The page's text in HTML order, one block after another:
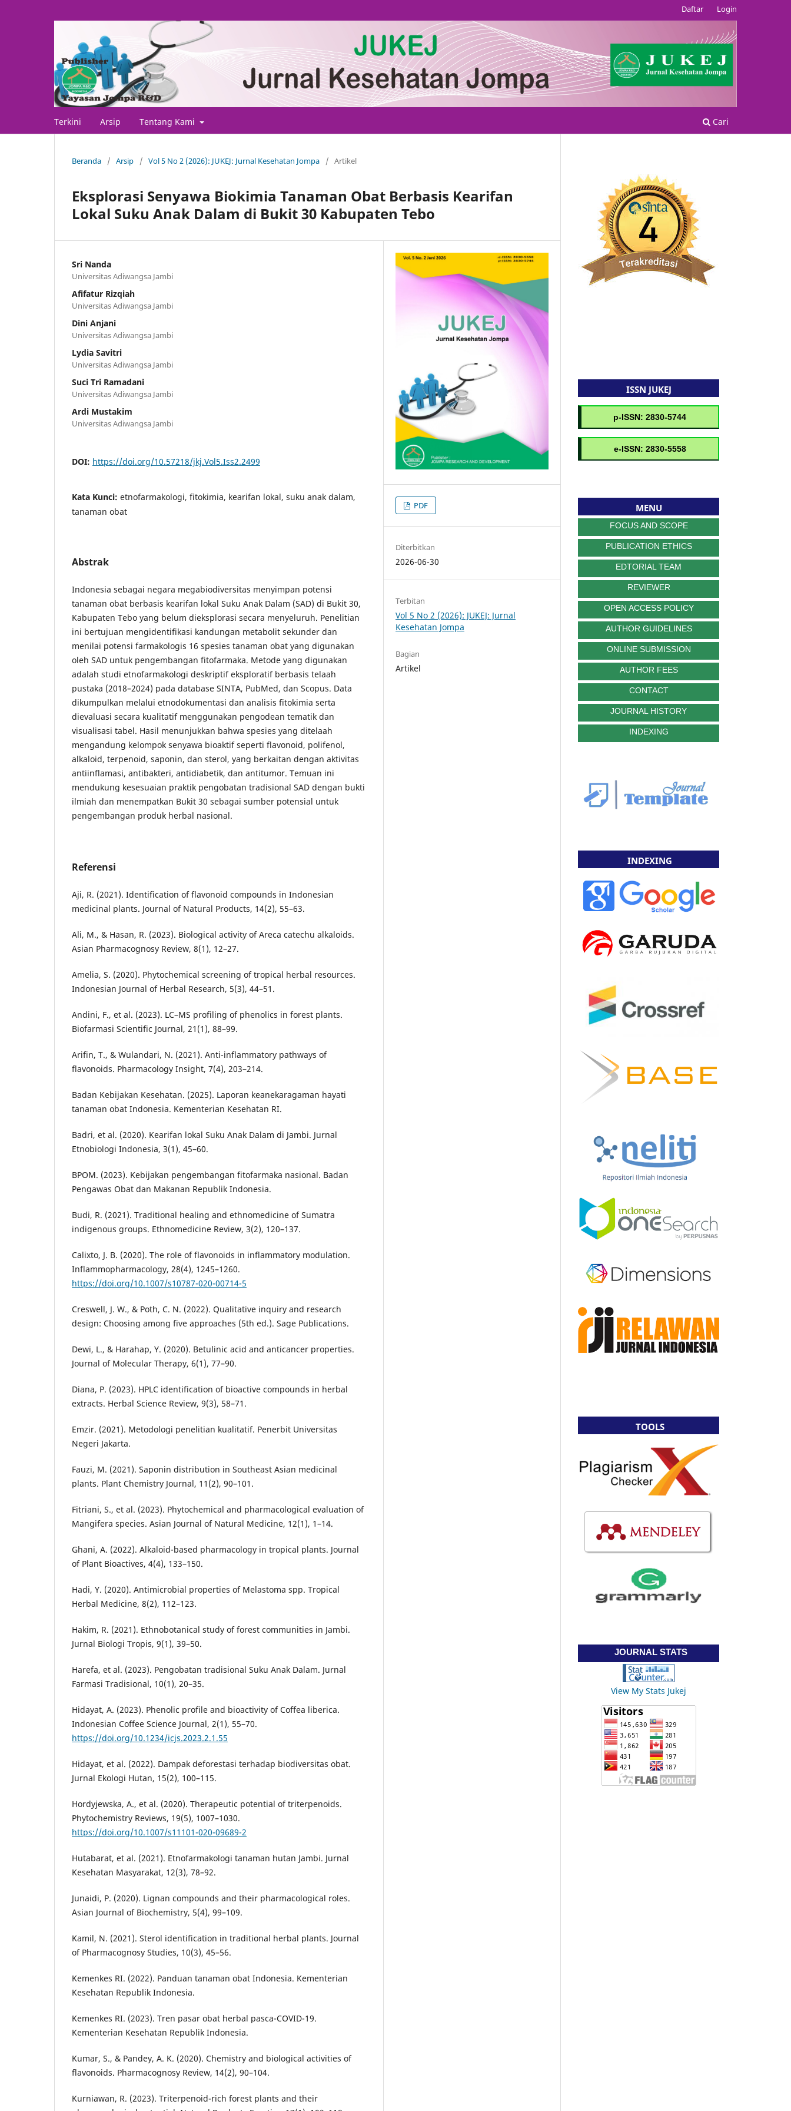
Terkini Arsip Tentang Kami Cari
Daftar Login
Beranda / Arsip / Vol 5 No 2 (2026): JUKEJ: Jurnal Kesehatan Jompa / Artikel
Eksplorasi Senyawa Biokimia Tanaman Obat Berbasis Kearifan
Lokal Suku Anak Dalam di Bukit 30 Kabupaten Tebo
Sri Nanda
Universitas Adiwangsa Jambi
Afifatur Rizqiah
Universitas Adiwangsa Jambi
Dini Anjani
Universitas Adiwangsa Jambi
Lydia Savitri
Universitas Adiwangsa Jambi
Suci Tri Ramadani
Universitas Adiwangsa Jambi
Ardi Mustakim
Universitas Adiwangsa Jambi
DOI: https://doi.org/10.57218/jkj.Vol5.Iss2.2499
Kata Kunci: etnofarmakologi, fitokimia, kearifan lokal, suku anak dalam,
tanaman obat
Abstrak
Indonesia sebagai negara megabiodiversitas menyimpan potensi
tanaman obat berbasis kearifan lokal Suku Anak Dalam (SAD) di Bukit 30,
Kabupaten Tebo yang belum dieksplorasi secara menyeluruh. Penelitian
ini bertujuan mengidentifikasi kandungan metabolit sekunder dan
menilai potensi farmakologis 16 spesies tanaman obat yang digunakan
oleh SAD untuk pengembangan fitofarmaka. Metode yang digunakan
adalah studi etnofarmakologi deskriptif eksploratif berbasis telaah
pustaka (2018–2024) pada database SINTA, PubMed, dan Scopus. Data
dikumpulkan melalui etnodokumentasi dan analisis fitokimia serta
dievaluasi secara kualitatif menggunakan pengodean tematik dan
visualisasi tabel. Hasil menunjukkan bahwa spesies yang ditelaah
mengandung kelompok senyawa bioaktif seperti flavonoid, polifenol,
alkaloid, terpenoid, saponin, dan sterol, yang berkaitan dengan aktivitas
antiinflamasi, antibakteri, antidiabetik, dan antitumor. Temuan ini
mendukung kesesuaian praktik pengobatan tradisional SAD dengan bukti
ilmiah dan menempatkan Bukit 30 sebagai sumber potensial untuk
pengembangan produk herbal nasional.
Referensi
Aji, R. (2021). Identification of flavonoid compounds in Indonesian
medicinal plants. Journal of Natural Products, 14(2), 55–63.
Ali, M., & Hasan, R. (2023). Biological activity of Areca catechu alkaloids.
Asian Pharmacognosy Review, 8(1), 12–27.
Amelia, S. (2020). Phytochemical screening of tropical herbal resources.
Indonesian Journal of Herbal Research, 5(3), 44–51.
Andini, F., et al. (2023). LC–MS profiling of phenolics in forest plants.
Biofarmasi Scientific Journal, 21(1), 88–99.
Arifin, T., & Wulandari, N. (2021). Anti-inflammatory pathways of
flavonoids. Pharmacology Insight, 7(4), 203–214.
Badan Kebijakan Kesehatan. (2025). Laporan keanekaragaman hayati
tanaman obat Indonesia. Kementerian Kesehatan RI.
Badri, et al. (2020). Kearifan lokal Suku Anak Dalam di Jambi. Jurnal
Etnobiologi Indonesia, 3(1), 45–60.
BPOM. (2023). Kebijakan pengembangan fitofarmaka nasional. Badan
Pengawas Obat dan Makanan Republik Indonesia.
Budi, R. (2021). Traditional healing and ethnomedicine of Sumatra
indigenous groups. Ethnomedicine Review, 3(2), 120–137.
Calixto, J. B. (2020). The role of flavonoids in inflammatory modulation.
Inflammopharmacology, 28(4), 1245–1260.
https://doi.org/10.1007/s10787-020-00714-5
Creswell, J. W., & Poth, C. N. (2022). Qualitative inquiry and research
design: Choosing among five approaches (5th ed.). Sage Publications.
Dewi, L., & Harahap, Y. (2020). Betulinic acid and anticancer properties.
Journal of Molecular Therapy, 6(1), 77–90.
Diana, P. (2023). HPLC identification of bioactive compounds in herbal
extracts. Herbal Science Review, 9(3), 58–71.
Emzir. (2021). Metodologi penelitian kualitatif. Penerbit Universitas
Negeri Jakarta.
Fauzi, M. (2021). Saponin distribution in Southeast Asian medicinal
plants. Plant Chemistry Journal, 11(2), 90–101.
Fitriani, S., et al. (2023). Phytochemical and pharmacological evaluation of
Mangifera species. Asian Journal of Natural Medicine, 12(1), 1–14.
Ghani, A. (2022). Alkaloid-based pharmacology in tropical plants. Journal
of Plant Bioactives, 4(4), 133–150.
Hadi, Y. (2020). Antimicrobial properties of Melastoma spp. Tropical
Herbal Medicine, 8(2), 112–123.
Hakim, R. (2021). Ethnobotanical study of forest communities in Jambi.
Jurnal Biologi Tropis, 9(1), 39–50.
Harefa, et al. (2023). Pengobatan tradisional Suku Anak Dalam. Jurnal
Farmasi Tradisional, 10(1), 20–35.
Hidayat, A. (2023). Phenolic profile and bioactivity of Coffea liberica.
Indonesian Coffee Science Journal, 2(1), 55–70.
https://doi.org/10.1234/icjs.2023.2.1.55
Hidayat, et al. (2022). Dampak deforestasi terhadap biodiversitas obat.
Jurnal Ekologi Hutan, 15(2), 100–115.
Hordyjewska, A., et al. (2020). Therapeutic potential of triterpenoids.
Phytochemistry Reviews, 19(5), 1007–1030.
https://doi.org/10.1007/s11101-020-09689-2
Hutabarat, et al. (2021). Etnofarmakologi tanaman hutan Jambi. Jurnal
Kesehatan Masyarakat, 12(3), 78–92.
Junaidi, P. (2020). Lignan compounds and their pharmacological roles.
Asian Journal of Biochemistry, 5(4), 99–109.
Kamil, N. (2021). Sterol identification in traditional herbal plants. Journal
of Pharmacognosy Studies, 10(3), 45–56.
Kemenkes RI. (2022). Panduan tanaman obat Indonesia. Kementerian
Kesehatan Republik Indonesia.
Kemenkes RI. (2023). Tren pasar obat herbal pasca-COVID-19.
Kementerian Kesehatan Republik Indonesia.
Kumar, S., & Pandey, A. K. (2020). Chemistry and biological activities of
flavonoids. Pharmacognosy Review, 14(2), 90–104.
Kurniawan, R. (2023). Triterpenoid-rich forest plants and their
PDF
Diterbitkan
2026-06-30
Terbitan
Vol 5 No 2 (2026): JUKEJ: Jurnal
Kesehatan Jompa
Bagian
Artikel
ISSN JUKEJ
MENU
FOCUS AND SCOPE
PUBLICATION ETHICS
EDTORIAL TEAM
REVIEWER
OPEN ACCESS POLICY
AUTHOR GUIDELINES
ONLINE SUBMISSION
AUTHOR FEES
CONTACT
JOURNAL HISTORY
INDEXING
INDEXING
TOOLS
JOURNAL STATS
View My Stats Jukej